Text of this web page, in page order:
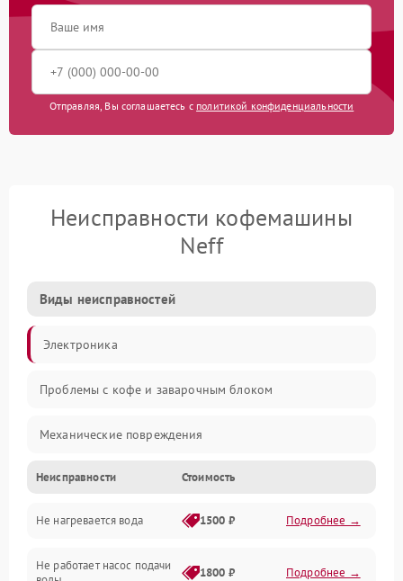
Отправляя, Вы соглашаетесь с политикой конфиденциальности
Неисправности кофемашины
Neff
Виды неисправностей
Электроника
Проблемы с кофе и заварочным блоком
Механические повреждения
Прочие неисправности
Включение и работа
Проблемы с водой
Неисправности Стоимость
Не нагревается вода 1500 ₽ Подробнее →
Не работает насос подачи
1800 ₽ Подробнее →